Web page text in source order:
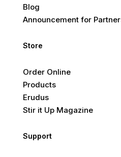
Blog
Announcement for
Store
Order Online
Products
Erudus
Stir it Up Magazine
Support